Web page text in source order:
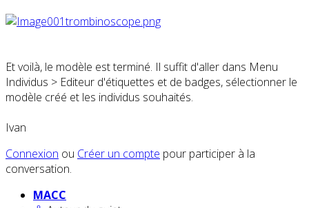
Et voilà, le modèle est terminé. Il suffit d'aller dans Menu
Individus > Editeur d'étiquettes et de badges, sélectionner le
modèle créé et les individus souhaités.
Ivan
Connexion ou Créer un compte pour participer à la
conversation.
MACC